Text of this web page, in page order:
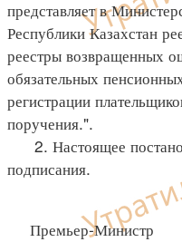
представляет в
Республики Казахстан
реестры возвращенных
обязательных
регистрации
поручения.".
2. Настоящее
подписания.
Премьер-Министр